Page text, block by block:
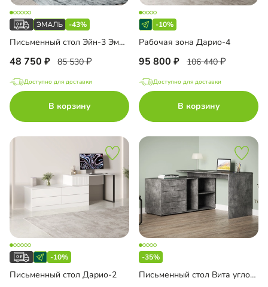
-43%
Письменный стол Эйн-3 Эмаль
48 750 85 530
Доступно для доставки
В корзину
-10%
Рабочая зона Дарио-4
95 800 106 440
Доступно для доставки
В корзину
-10%
Письменный стол Дарио-2
-35%
Письменный стол Вита угловой